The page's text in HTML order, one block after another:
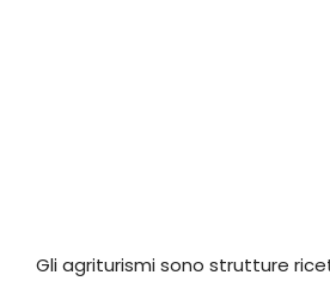
Gli agriturismi sono strutture